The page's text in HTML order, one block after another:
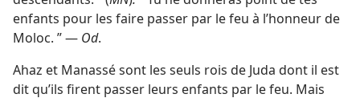
enfants pour les faire passer par le feu à l’honneur de
Moloc. ” — Od.
Ahaz et Manassé sont les seuls rois de Juda dont il est
dit qu’ils firent passer leurs enfants par le feu. Mais